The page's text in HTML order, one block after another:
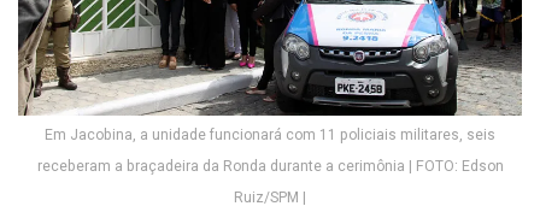
Em Jacobina, a unidade funcionará com 11 policiais militares, seis
receberam a braçadeira da Ronda durante a cerimônia | FOTO: Edson
Ruiz/SPM |